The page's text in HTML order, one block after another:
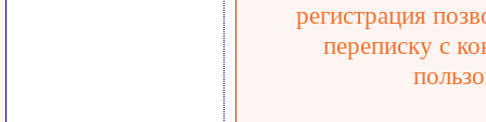
регистрация
переписку с